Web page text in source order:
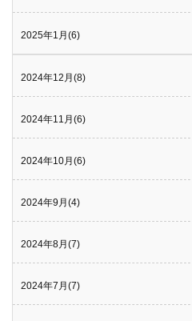
2025年1月(6)
2024年12月(8)
2024年11月(6)
2024年10月(6)
2024年9月(4)
2024年8月(7)
2024年7月(7)